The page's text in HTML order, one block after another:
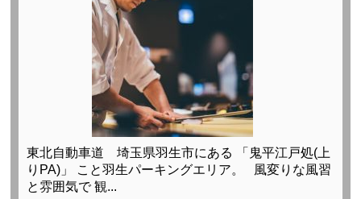
東北自動車道 埼玉県羽生市にある 「鬼平江戸処(上
りPA)」 こと羽生パーキングエリア。 風変りな風習
と雰囲気で 観...